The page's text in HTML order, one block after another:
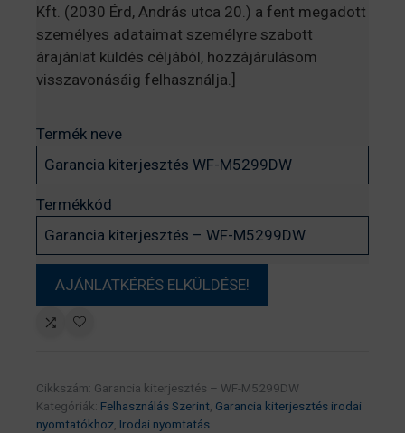
Kft. (2030 Érd, András utca 20.) a fent megadott
személyes adataimat személyre szabott
árajánlat küldés céljából, hozzájárulásom
visszavonásáig felhasználja.]
Termék neve
Termékkód
Cikkszám: Garancia kiterjesztés – WF-M5299DW
Kategóriák: Felhasználás Szerint, Garancia kiterjesztés irodai
nyomtatókhoz, Irodai nyomtatás